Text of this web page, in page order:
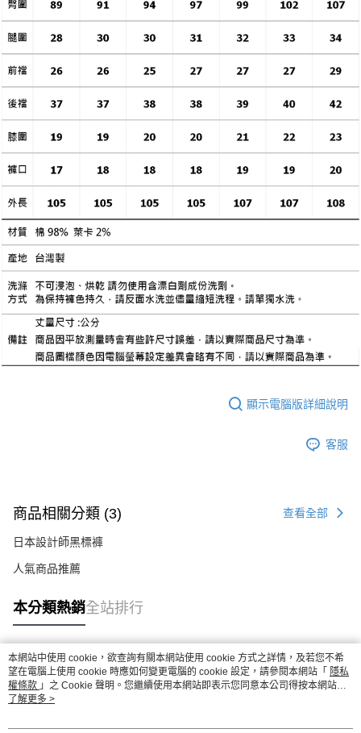
顯示電腦版詳細說明
客服
商品相關分類 (3) 查看全部
日本設計師黑標褲
人氣商品推薦
本分類熱銷全站排行
熱門標籤
本網站中使用 cookie，欲查詢有關本網站使用 cookie 方式之詳情，及若您不希
望在電腦上使用 cookie 時應如何變更電腦的 cookie 設定，請參閱本網站「 隱私
權條款 」之 Cookie 聲明。您繼續使用本網站即表示您同意本公司得按本網站使
用條款之 Cookie 聲明使用 cookie。
了解更多 >